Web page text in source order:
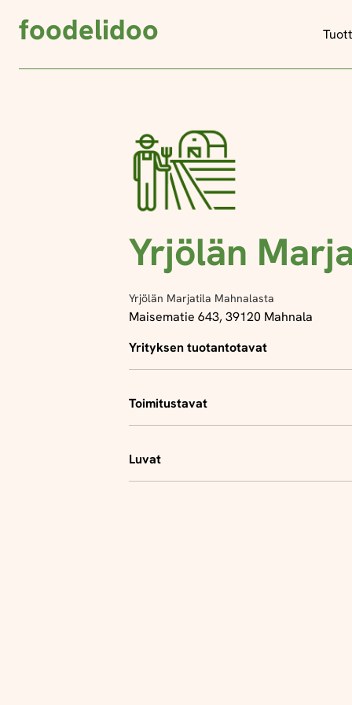
foodelidoo
Yrjölän
Yrjölän Marjatila Mahnalasta
Maisematie 643, 39120 Mahnala
Yrityksen tuotantotavat
Toimitustavat
Luvat